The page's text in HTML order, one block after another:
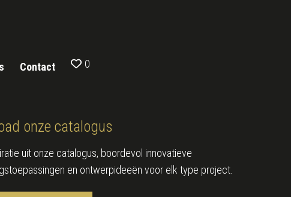
Contact 0
onze catalogus
uit onze catalogus, boordevol innovatieve
en ontwerpideeën voor elk type project.